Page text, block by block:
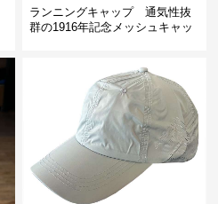
ランニングキャップ 通気性抜
群の1916年記念メッシュキャッ